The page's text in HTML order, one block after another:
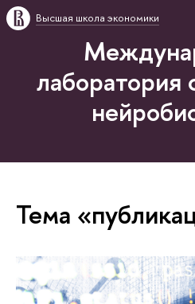
Высшая школа экономики
лаборатория
Тема